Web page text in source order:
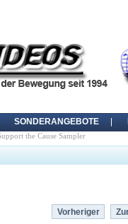
SONDERANGEBOTE
the Cause Sampler
Vorheriger